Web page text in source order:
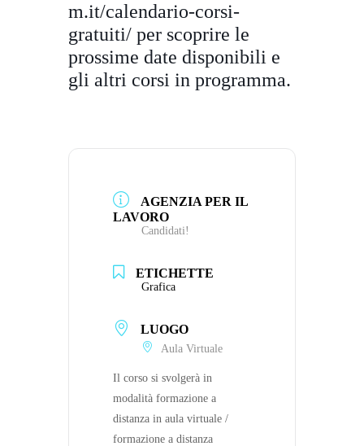
m.it/calendario-corsi-
gratuiti/ per scoprire le
prossime date disponibili e
gli altri corsi in programma.
AGENZIA PER IL
LAVORO
Candidati!
ETICHETTE
Grafica
LUOGO
Aula Virtuale
Il corso si svolgerà in
modalità formazione a
distanza in aula virtuale /
formazione a distanza